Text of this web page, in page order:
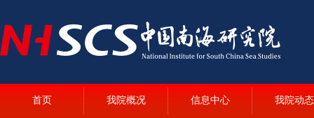
首页 我院概况 信息中心 我院动态